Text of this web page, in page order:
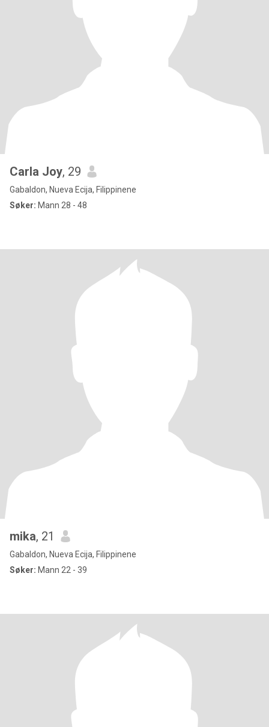
Carla Joy, 29
Gabaldon, Nueva Ecija, Filippinene
Søker: Mann 28 - 48
mika, 21
Gabaldon, Nueva Ecija, Filippinene
Søker: Mann 22 - 39